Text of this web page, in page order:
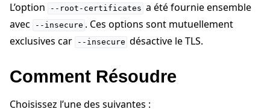
L’option --root-certificates a été fournie ensemble
avec
--insecure . Ces options sont mutuellement
exclusives car
--insecure désactive le TLS.
Comment Résoudre
Choisissez l’une des suivantes :